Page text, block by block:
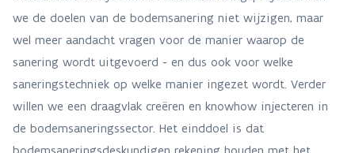
we de doelen van de bodemsanering niet wijzigen, maar
wel meer aandacht vragen voor de manier waarop de
sanering wordt uitgevoerd - en dus ook voor welke
saneringstechniek op welke manier ingezet wordt. Verder
willen we een draagvlak creëren en knowhow injecteren in
de bodemsaneringssector. Het einddoel is dat